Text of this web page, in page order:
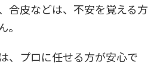
合皮などは、不安を覚える方
、プロに任せる方が安心で